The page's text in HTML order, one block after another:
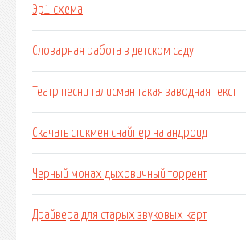
Эр1 схема
Словарная работа в детском саду
Театр песни талисман такая заводная текст
Скачать стикмен снайпер на андроид
Черный монах дыховичный торрент
Драйвера для старых звуковых карт